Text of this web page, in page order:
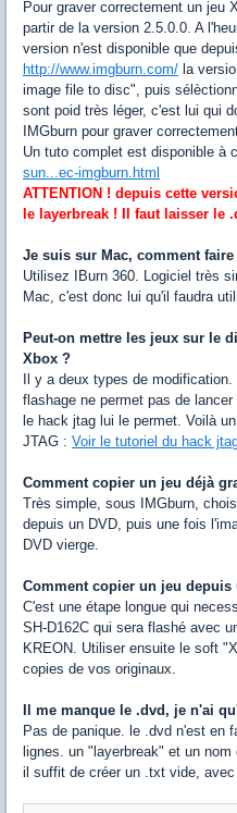
Pour graver correctement un jeu
partir de la version 2.5.0.0. A
version n'est disponible que
http://www.imgburn.com/ la
image file to disc", puis
sont poid très léger, c'est lui qui
IMGburn pour graver
Un tuto complet est disponible à
sun...ec-imgburn.html
ATTENTION ! depuis cette
le layerbreak ! Il faut laisser le
Je suis sur Mac, comment faire
Utilisez IBurn 360. Logiciel très
Mac, c'est donc lui qu'il faudra
Peut-on mettre les jeux sur le
Xbox ?
Il y a deux types de
flashage ne permet pas de
le hack jtag lui le permet. Voilà
JTAG : Voir le tutoriel du hack
Comment copier un jeu déjà
Très simple, sous IMGburn,
depuis un DVD, puis une fois
DVD vierge.
Comment copier un jeu
C'est une étape longue qui
SH-D162C qui sera flashé avec
KREON. Utiliser ensuite le soft
copies de vos originaux.
Il me manque le .dvd, je n'ai
Pas de panique. le .dvd n'est en
lignes. un "layerbreak" et un
il suffit de créer un .txt vide,